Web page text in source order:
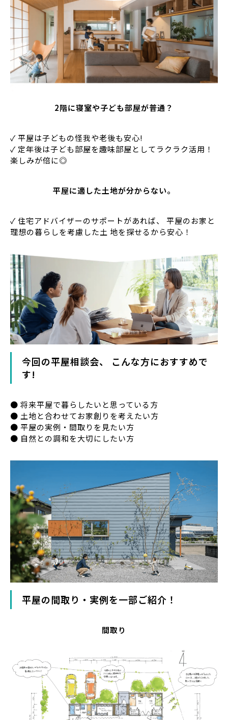
2階に寝室や子ども部屋が普通？
✓ 平屋は子どもの怪我や老後も安心!
✓ 定年後は子ども部屋を趣味部屋としてラクラク活用！
楽しみが倍に◎
平屋に適した土地が分からない。
✓ 住宅アドバイザーのサポートがあれば、 平屋のお家と
理想の暮らしを考慮した土 地を探せるから安心！
今回の平屋相談会、 こんな方におすすめで
す!
● 将来平屋で暮らしたいと思っている方
● 土地と合わせてお家創りを考えたい方
● 平屋の実例・間取りを見たい方
● 自然との調和を大切にしたい方
平屋の間取り・実例を一部ご紹介！
間取り